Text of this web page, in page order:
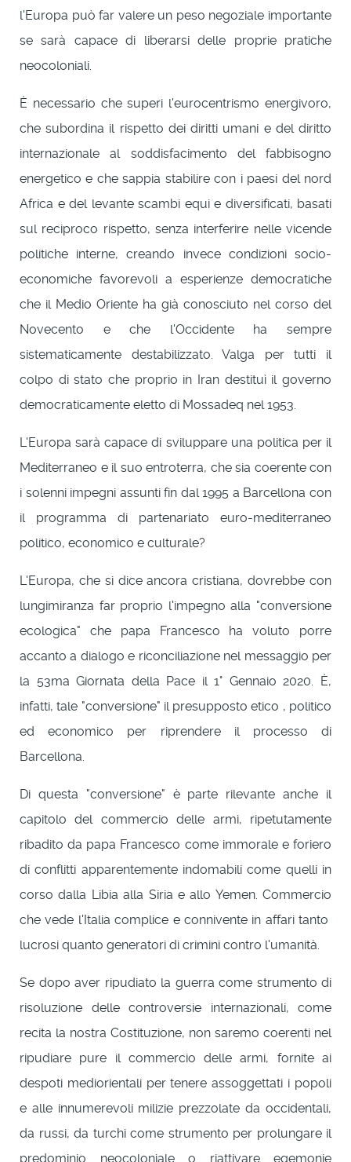
l'Europa può far valere un peso negoziale importante
se sarà capace di liberarsi delle proprie pratiche
neocoloniali.
È necessario che superi l'eurocentrismo energivoro,
che subordina il rispetto dei diritti umani e del diritto
internazionale al soddisfacimento del fabbisogno
energetico e che sappia stabilire con i paesi del nord
Africa e del levante scambi equi e diversificati, basati
sul reciproco rispetto, senza interferire nelle vicende
politiche interne, creando invece condizioni socio-
economiche favorevoli a esperienze democratiche
che il Medio Oriente ha già conosciuto nel corso del
Novecento e che l'Occidente ha sempre
sistematicamente destabilizzato. Valga per tutti il
colpo di stato che proprio in Iran destituì il governo
democraticamente eletto di Mossadeq nel 1953.
L'Europa sarà capace di sviluppare una politica per il
Mediterraneo e il suo entroterra, che sia coerente con
i solenni impegni assunti fin dal 1995 a Barcellona con
il programma di partenariato euro-mediterraneo
politico, economico e culturale?
L'Europa, che si dice ancora cristiana, dovrebbe con
lungimiranza far proprio l'impegno alla "conversione
ecologica" che papa Francesco ha voluto porre
accanto a dialogo e riconciliazione nel messaggio per
la 53ma Giornata della Pace il 1° Gennaio 2020. È,
infatti, tale "conversione" il presupposto etico , politico
ed economico per riprendere il processo di
Barcellona.
Di questa "conversione" è parte rilevante anche il
capitolo del commercio delle armi, ripetutamente
ribadito da papa Francesco come immorale e foriero
di conflitti apparentemente indomabili come quelli in
corso dalla Libia alla Siria e allo Yemen. Commercio
che vede l'Italia complice e connivente in affari tanto
lucrosi quanto generatori di crimini contro l'umanità.
Se dopo aver ripudiato la guerra come strumento di
risoluzione delle controversie internazionali, come
recita la nostra Costituzione, non saremo coerenti nel
ripudiare pure il commercio delle armi, fornite ai
despoti mediorientali per tenere assoggettati i popoli
e alle innumerevoli milizie prezzolate da occidentali,
da russi, da turchi come strumento per prolungare il
predominio neocoloniale o riattivare egemonie